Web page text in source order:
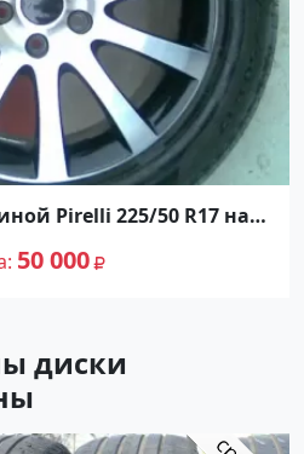
Pirelli 225/50 R17 на
50 000
диски